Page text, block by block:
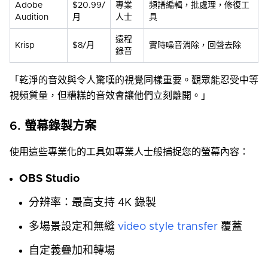
Adobe
Audition
$20.99/
月
專業
人士
頻譜編輯，批處理，修復工
具
Krisp $8/月
遠程
錄音
實時噪音消除，回聲去除
「乾淨的音效與令人驚嘆的視覺同樣重要。觀眾能忍受中等
視頻質量，但糟糕的音效會讓他們立刻離開。」
6. 螢幕錄製方案
使用這些專業化的工具如專業人士般捕捉您的螢幕內容：
OBS Studio
分辨率：最高支持 4K 錄製
多場景設定和無縫 video style transfer 覆蓋
自定義疊加和轉場